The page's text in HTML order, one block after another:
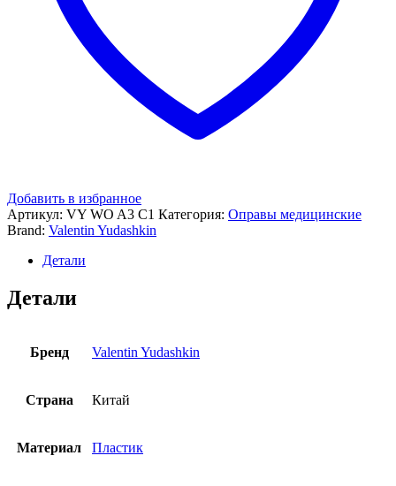
Добавить в избранное
Артикул: VY WO A3 C1 Категория: Оправы медицинские
Brand: Valentin Yudashkin
Детали
Детали
Бренд Valentin Yudashkin
Страна Китай
Материал Пластик